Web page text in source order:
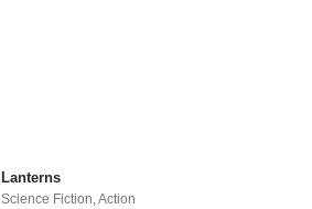
Lanterns
Science Fiction,Action